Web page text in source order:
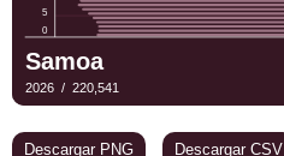
Descargar PNG Descargar CSV